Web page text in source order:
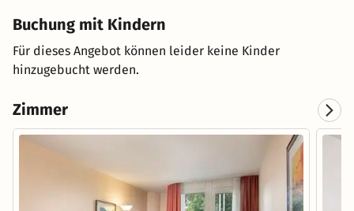
Buchung mit Kindern
Für dieses Angebot können leider keine Kinder
hinzugebucht werden.
Zimmer